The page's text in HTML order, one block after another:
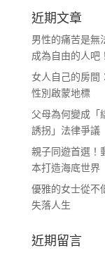
近期文章
男性的痛苦是無
成為自由的人吧！
女人自己的房間
性別啟蒙地標
父母為何變成「
誘拐」法律爭議
親子同遊首選！
本打造海底世界
優雅的女士從不
失落人生
近期留言